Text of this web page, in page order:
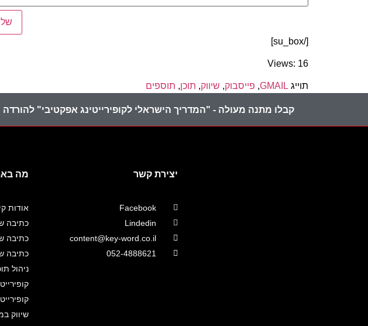
[/su_box]
Views: 16
תוייג GMAIL
, פייסבוק, שיווק, תוכן, תוספים
קבלו מתנה מעולה - "המדריך הישראלי לקופירייטינג אפקטיבי" להורדה
יצירת קשר
Facebook
Lindedin
content@key-word.co.il
052-4888621
מה
אודות
כתיבה
כתיבה
כתיבה
ניהול
שיווק